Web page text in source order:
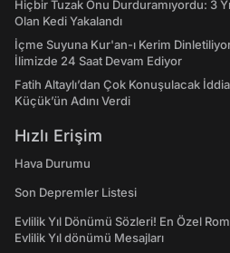
Hiçbir Tuzak Onu Durduramıyordu: 3
Olan Kedi Yakalandı
İçme Suyuna Kur'an-ı Kerim Dinletiliyor:
İlimizde 24 Saat Devam Ediyor
Fatih Altaylı’dan Çok Konuşulacak
Küçük’ün Adını Verdi
Hızlı Erişim
Hava Durumu
Son Depremler Listesi
Evlilik Yıl Dönümü Sözleri! En Özel
Evlilik Yıl dönümü Mesajları